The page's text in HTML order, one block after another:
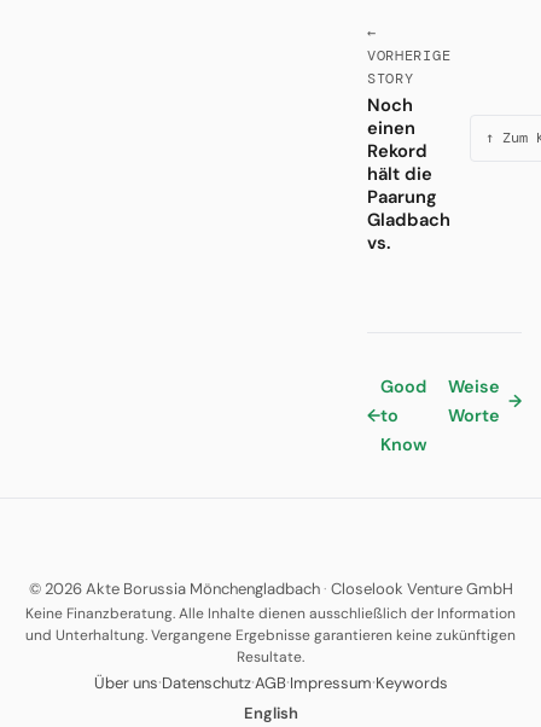
←
VORHERIGE
STORY
Noch
einen
Rekord
hält die
Paarung
Gladbach
vs.
↑
←
Good
to
Know
Weise
Worte
→
© 2026 Akte Borussia Mönchengladbach· Closelook Venture GmbH
Keine Finanzberatung. Alle Inhalte dienen ausschließlich der Information
und Unterhaltung. Vergangene Ergebnisse garantieren keine zukünftigen
Resultate.
Über uns·Datenschutz·AGB·Impressum·Keywords
English